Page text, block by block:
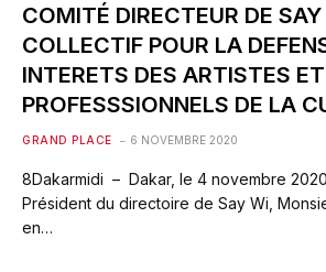
COMITÉ DIRECTEUR DE
COLLECTIF POUR LA
INTERETS DES ARTISTES ET
PROFESSSIONNELS DE LA
GRAND PLACE 6 NOVEMBRE 2020
8Dakarmidi – Dakar, le 4 novembre
Président du directoire de Say Wi,
en…